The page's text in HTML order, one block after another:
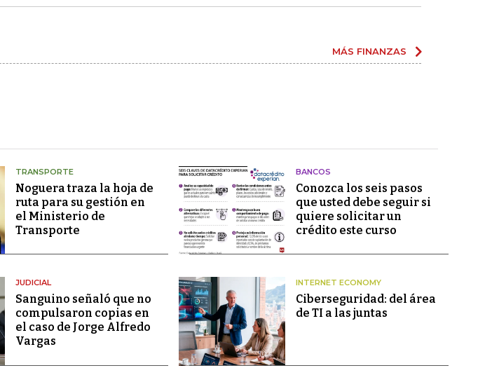
MÁS FINANZAS
TRANSPORTE
Noguera traza la hoja de
ruta para su gestión en
el Ministerio de
Transporte
BANCOS
Conozca los seis pasos
que usted debe seguir si
quiere solicitar un
crédito este curso
JUDICIAL
Sanguino señaló que no
compulsaron copias en
el caso de Jorge Alfredo
Vargas
INTERNET ECONOMY
Ciberseguridad: del área
de TI a las juntas